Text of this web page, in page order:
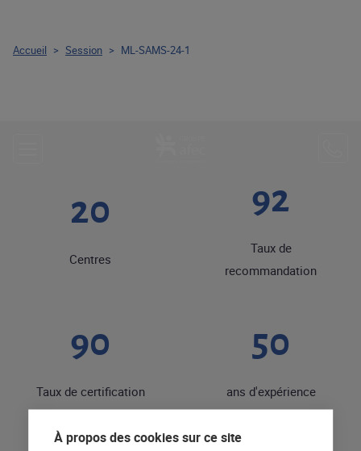
20
Centres
92
Taux de
recommandation
90
Taux de certification
50
ans d'expérience
Accueil > Session > ML-SAMS-24-1
À propos des cookies sur ce site